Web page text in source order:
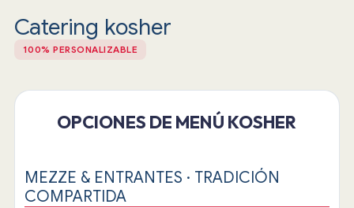
Catering kosher
100% PERSONALIZABLE
OPCIONES DE MENÚ KOSHER
MEZZE & ENTRANTES · TRADICIÓN
COMPARTIDA